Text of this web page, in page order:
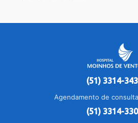
(51) 3314-
Agendamento de
(51) 3314-